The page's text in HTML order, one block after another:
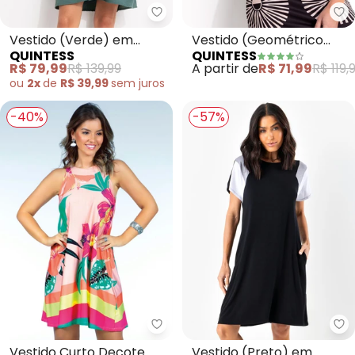
Quintess - Vestido (Verde) em
Vestido (Verde) em
Crepe Plano
QUINTESS
R$ 79,99R$ 139,99
ou 2xde R$ 39,99sem juros
Vestido (Geométrico
Bicolor) em Malha Fria
QUINTESS
A partir deR$ 71,99R$
-40%
Quintess - Vestido Curto
-57%